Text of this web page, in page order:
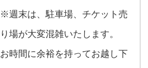
※週末は、駐車場、チケット売
り場が大変混雑いたします。
お時間に余裕を持ってお越し下